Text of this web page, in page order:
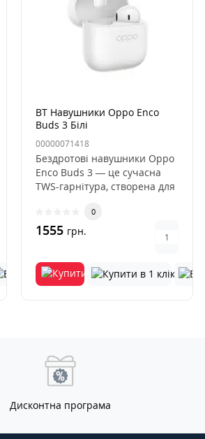
BT Навушники Oppo Enco
Buds 3 Білі
00000071418
Бездротові навушники Oppo
Enco Buds 3 — це сучасна
TWS-гарнітура, створена для
0
1555 грн.
Дисконтна програма